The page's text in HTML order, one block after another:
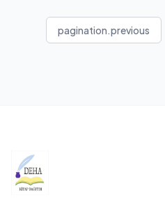
pagination.previous